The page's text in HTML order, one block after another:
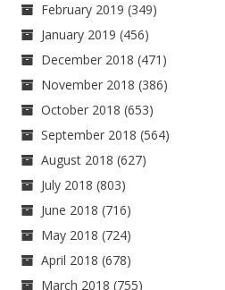
February 2019 (349)
January 2019 (456)
December 2018 (471)
November 2018 (386)
October 2018 (653)
September 2018 (564)
August 2018 (627)
July 2018 (803)
June 2018 (716)
May 2018 (724)
April 2018 (678)
March 2018 (755)